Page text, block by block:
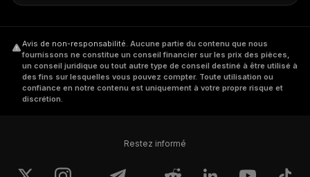
Avis de non-responsabilité. Aucune partie du contenu que nous
fournissons ne constitue un conseil financier sur les prix des pièces,
un conseil juridique ou tout autre type de conseil destiné à être utilisé à
des fins sur lesquelles vous pouvez compter. Toute utilisation ou
confiance en notre contenu est uniquement à votre propre risque et
discrétion.
Restez informé